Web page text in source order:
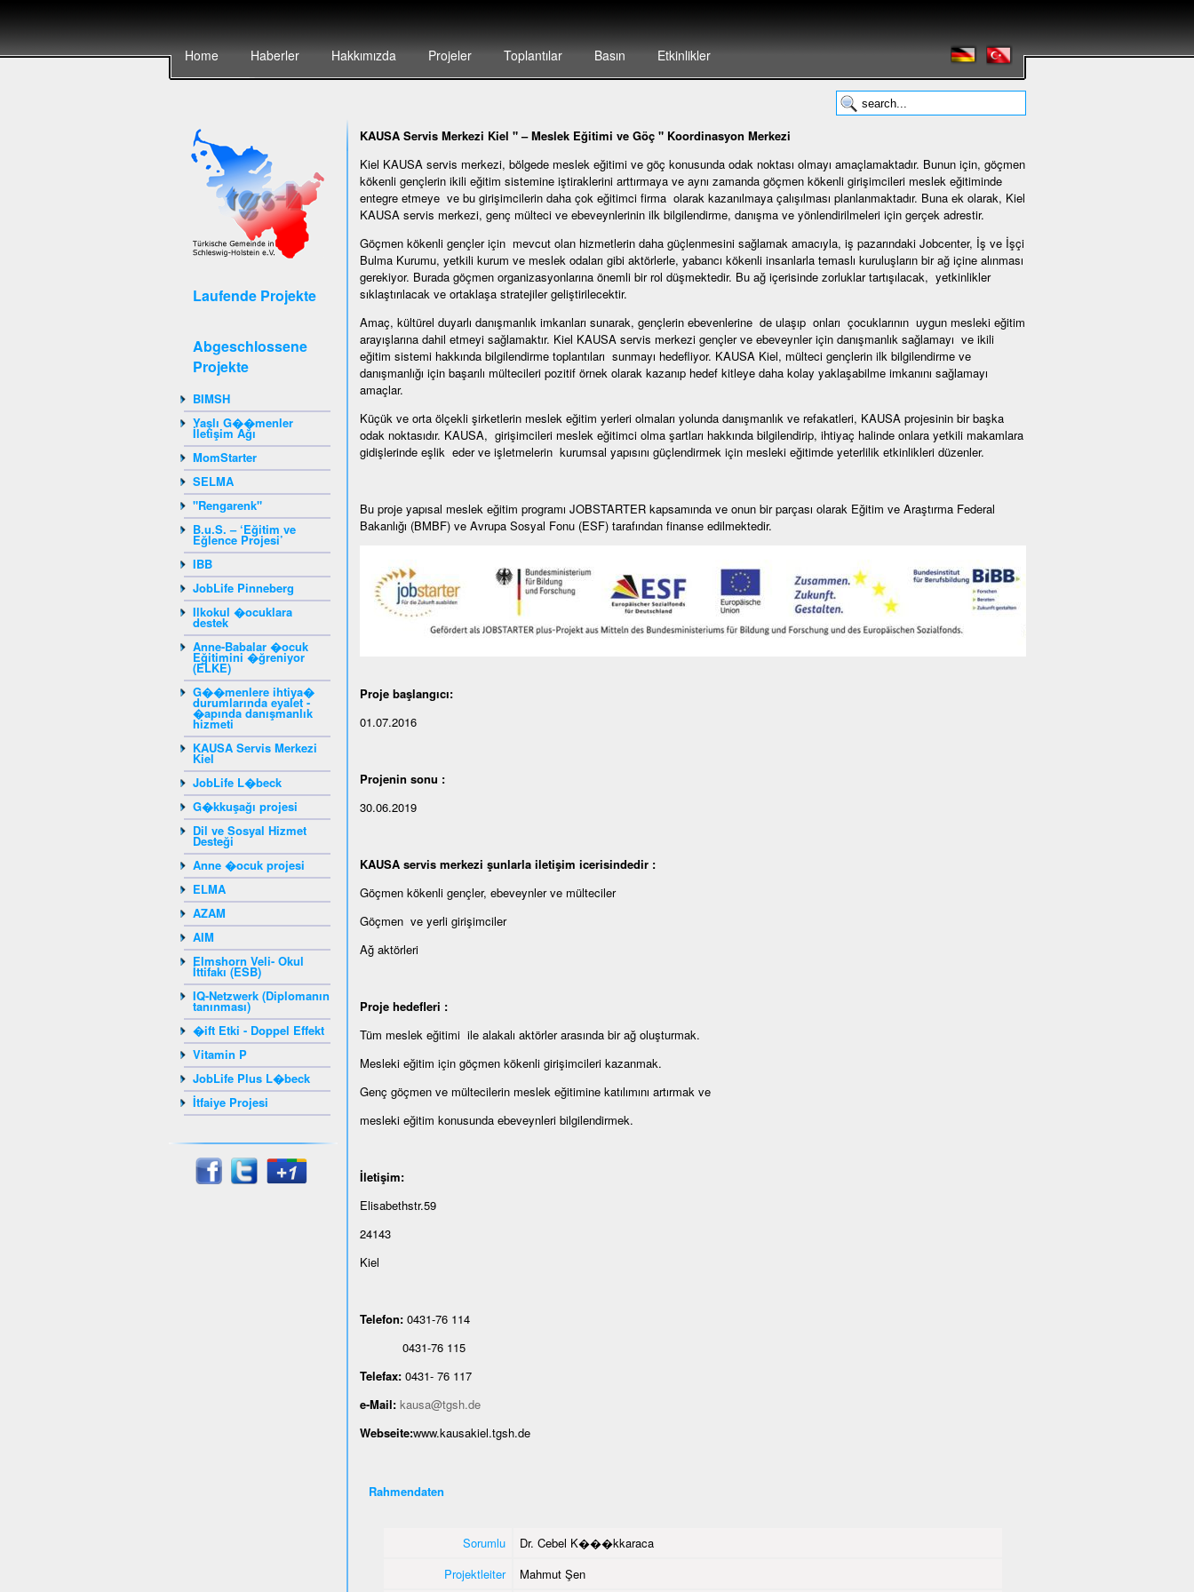
Home Haberler Hakkımızda Projeler Toplantılar Basın Etkinlikler
Laufende Projekte
Abgeschlossene
Projekte
BIMSH
Yaşlı G��menler
İletişim Ağı
MomStarter
SELMA
"Rengarenk"
B.u.S. – ‘Eğitim ve
Eğlence Projesi’
IBB
JobLife Pinneberg
Ilkokul �ocuklara
destek
Anne-Babalar �ocuk
Eğitimini �ğreniyor
(ELKE)
G��menlere ihtiya�
durumlarında eyalet -
�apında danışmanlık
hizmeti
KAUSA Servis Merkezi
Kiel
JobLife L�beck
G�kkuşağı projesi
Dil ve Sosyal Hizmet
Desteği
Anne �ocuk projesi
ELMA
AZAM
AIM
Elmshorn Veli- Okul
İttifakı (ESB)
IQ-Netzwerk (Diplomanın
tanınması)
�ift Etki - Doppel Effekt
Vitamin P
JobLife Plus L�beck
İtfaiye Projesi
KAUSA Servis Merkezi Kiel " – Meslek Eğitimi ve Göç " Koordinasyon Merkezi
Kiel KAUSA servis merkezi, bölgede meslek eğitimi ve göç konusunda odak noktası olmayı amaçlamaktadır. Bunun için, göçmen
kökenli gençlerin ikili eğitim sistemine iştiraklerini arttırmaya ve aynı zamanda göçmen kökenli girişimcileri meslek eğitiminde
entegre etmeye ve bu girişimcilerin daha çok eğitimci firma olarak kazanılmaya çalışılması planlanmaktadır. Buna ek olarak, Kiel
KAUSA servis merkezi, genç mülteci ve ebeveynlerinin ilk bilgilendirme, danışma ve yönlendirilmeleri için gerçek adrestir.
Göçmen kökenli gençler için mevcut olan hizmetlerin daha güçlenmesini sağlamak amacıyla, iş pazarındaki Jobcenter, İş ve İşçi
Bulma Kurumu, yetkili kurum ve meslek odaları gibi aktörlerle, yabancı kökenli insanlarla temaslı kuruluşların bir ağ içine alınması
gerekiyor. Burada göçmen organizasyonlarına önemli bir rol düşmektedir. Bu ağ içerisinde zorluklar tartışılacak, yetkinlikler
sıklaştırılacak ve ortaklaşa stratejiler geliştirilecektir.
Amaç, kültürel duyarlı danışmanlık imkanları sunarak, gençlerin ebevenlerine de ulaşıp onları çocuklarının uygun mesleki eğitim
arayışlarına dahil etmeyi sağlamaktır. Kiel KAUSA servis merkezi gençler ve ebeveynler için danışmanlık sağlamayı ve ikili
eğitim sistemi hakkında bilgilendirme toplantıları sunmayı hedefliyor. KAUSA Kiel, mülteci gençlerin ilk bilgilendirme ve
danışmanlığı için başarılı mültecileri pozitif örnek olarak kazanıp hedef kitleye daha kolay yaklaşabilme imkanını sağlamayı
amaçlar.
Küçük ve orta ölçekli şirketlerin meslek eğitim yerleri olmaları yolunda danışmanlık ve refakatleri, KAUSA projesinin bir başka
odak noktasıdır. KAUSA, girişimcileri meslek eğitimci olma şartları hakkında bilgilendirip, ihtiyaç halinde onlara yetkili makamlara
gidişlerinde eşlik eder ve işletmelerin kurumsal yapısını güçlendirmek için mesleki eğitimde yeterlilik etkinlikleri düzenler.
Bu proje yapısal meslek eğitim programı JOBSTARTER kapsamında ve onun bir parçası olarak Eğitim ve Araştırma Federal
Bakanlığı (BMBF) ve Avrupa Sosyal Fonu (ESF) tarafından finanse edilmektedir.
Proje başlangıcı:
01.07.2016
Projenin sonu :
30.06.2019
KAUSA servis merkezi şunlarla iletişim icerisindedir :
Göçmen kökenli gençler, ebeveynler ve mülteciler
Göçmen ve yerli girişimciler
Ağ aktörleri
Proje hedefleri :
Tüm meslek eğitimi ile alakalı aktörler arasında bir ağ oluşturmak.
Mesleki eğitim için göçmen kökenli girişimcileri kazanmak.
Genç göçmen ve mültecilerin meslek eğitimine katılımını artırmak ve
mesleki eğitim konusunda ebeveynleri bilgilendirmek.
İletişim:
Elisabethstr.59
24143
Kiel
Telefon:0431-76 114
0431-76 115
Telefax:0431- 76 117
e-Mail: kausa@tgsh.de
Webseite:www.kausakiel.tgsh.de
Rahmendaten
Sorumlu
Dr. Cebel K���kkaraca
Projektleiter
Mahmut Şen